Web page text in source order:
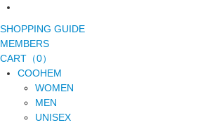
SHOPPING GUIDE
MEMBERS
CART（0）
COOHEM
WOMEN
MEN
UNISEX